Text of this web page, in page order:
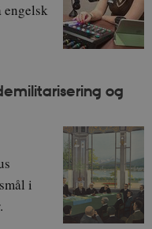
engelsk
og
i